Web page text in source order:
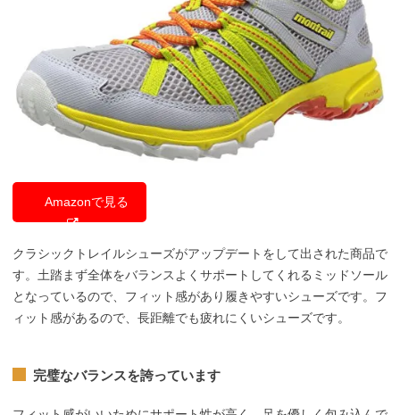
Amazonで見る
クラシックトレイルシューズがアップデートをして出された商品で
す。土踏まず全体をバランスよくサポートしてくれるミッドソール
となっているので、フィット感があり履きやすいシューズです。フ
ィット感があるので、長距離でも疲れにくいシューズです。
完璧なバランスを誇っています